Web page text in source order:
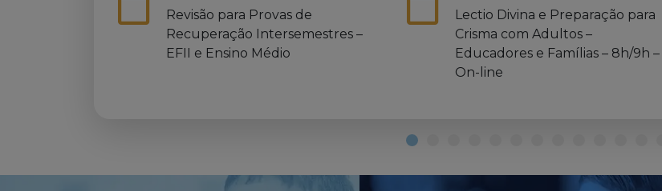
Revisão para Provas de
Recuperação Intersemestres –
EFII e Ensino Médio
Lectio Divina e Preparação para
Crisma com Adultos –
Educadores e Famílias – 8h/9h –
On-line